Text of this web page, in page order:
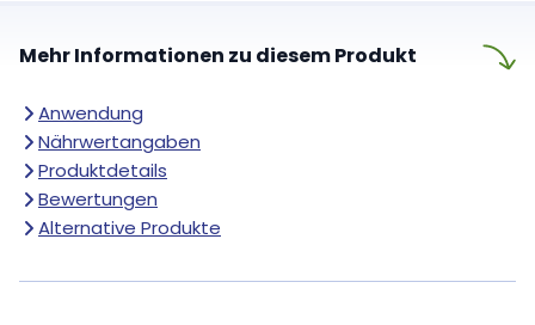
Mehr Informationen zu diesem Produkt
Anwendung
Nährwertangaben
Produktdetails
Bewertungen
Alternative Produkte